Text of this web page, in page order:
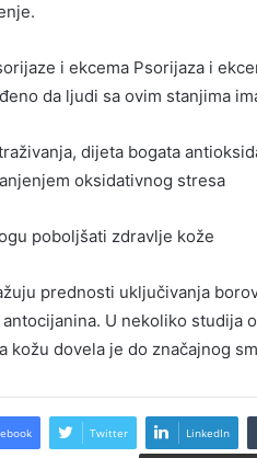
i ekcema Psorijaza i
da ljudi sa ovim stanjima
dijeta bogata
oksidativnog stresa
poboljšati zdravlje kože
prednosti uključivanja
U nekoliko studija
kožu dovela je do značajnog
Twitter LinkedIn